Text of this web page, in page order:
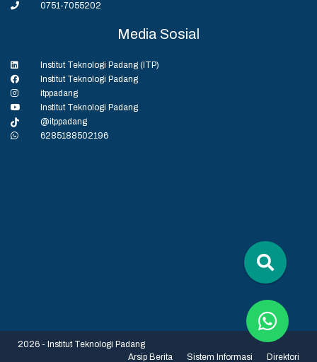
0751-7055202
Media Sosial
Institut Teknologi Padang (ITP)
Institut Teknologi Padang
itppadang
Institut Teknologi Padang
@itppadang
6285188502196
2026 - Institut Teknologi Padang
Arsip Berita
Sistem Informasi Direktori